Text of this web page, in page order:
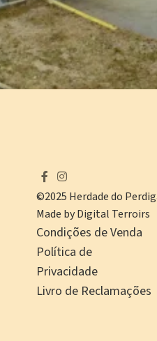
©2025 Herdade do
Made by Digital Terroirs
Condições de Venda
Política de